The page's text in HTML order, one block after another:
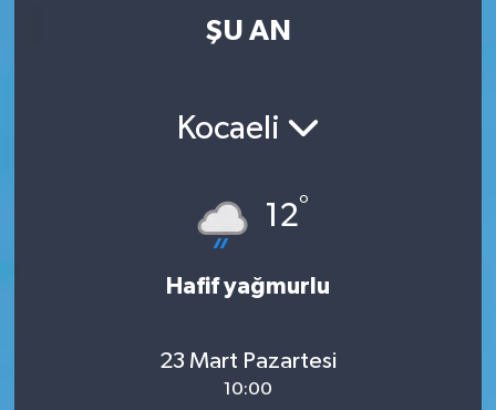
ŞU AN
Kocaeli
12°
Hafif yağmurlu
23 Mart Pazartesi
10:00
Son Dakika Haberleri